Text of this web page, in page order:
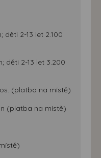
2-13 let 2.100
děti 2-13 let 3.200
(platba na místě)
(platba na místě)